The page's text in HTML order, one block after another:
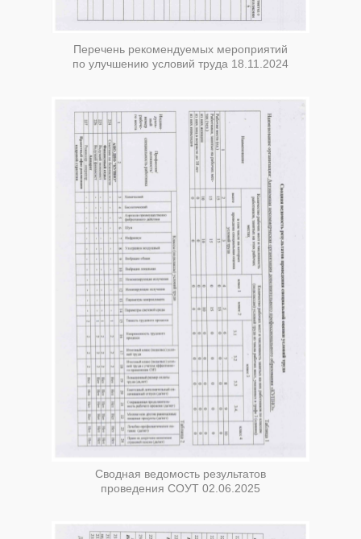
Сводная ведомость результатов
проведения СОУТ 02.06.2025
Перечень рекомендуемых мероприятий
по улучшению условий труда 18.11.2024